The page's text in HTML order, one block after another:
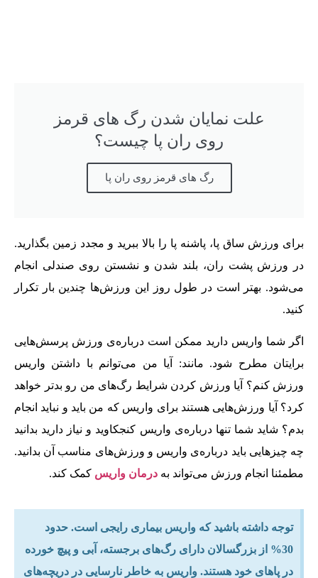
علت نمایان شدن رگ های قرمز
روی ران پا چیست؟
رگ های قرمز روی ران پا
برای ورزش ساق پا، پاشنه پا را بالا ببرید و مجدد زمین بگذارید.
در ورزش پشت ران، بلند شدن و نشستن روی صندلی انجام
می‌‌شود. بهتر است در طول روز این ورزش‌‌ها چندین بار تکرار
کنید.
اگر شما وا‌‌ریس دارید ممکن است درباره‌‌‌‌ی ورزش پرسش‌‌هایی
برایتان مطرح شود. مانند: آیا من می‌‌توانم با داشتن وا‌‌ریس
ورزش کنم؟ آیا ورزش کردن شرایط رگ‌‌های من رو بدتر خواهد
کرد؟ آیا ورزش‌‌هایی هستند برای وا‌‌ریس که من باید و نباید انجام
بدم؟ شاید شما تنها درباره‌‌ی وا‌‌ریس کنجکاوید و نیاز دارید بدانید
چه چیز‌‌هایی باید درباره‌‌ی واریس و ورزش‌‌های مناسب آن بدانید.
مطمئنا انجام ورزش می‌‌تواند به درمان واریس کمک کند.
توجه داشته باشید که وا‌‌ریس بیماری رایجی است. حدود
30% از بزرگسالان دارای رگ‌‌های برجسته، آبی و پیچ خورده
در پاهای خود هستند. واریس به خاطر نارسایی در دریچه‌‌های